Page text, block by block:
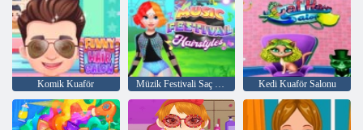
Komik Kuaför Müzik Festivali Saç Modelleri Kedi Kuaför Salonu